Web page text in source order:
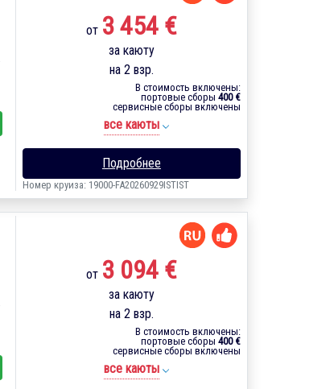
от 3 454 €
за каюту
на 2 взр.
В стоимость включены:
портовые сборы 400 €
сервисные сборы включены
все каюты
Подробнее
Номер круиза: 19000-FA20260929ISTIST
от 3 094 €
за каюту
на 2 взр.
В стоимость включены:
портовые сборы 400 €
сервисные сборы включены
все каюты